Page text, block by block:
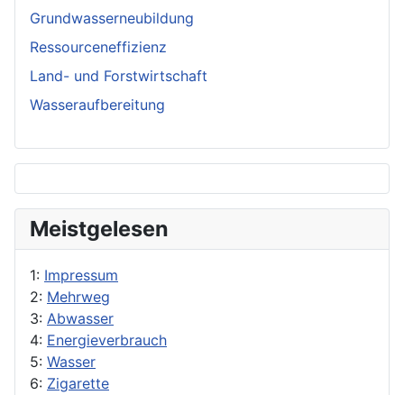
Grundwasserneubildung
Ressourceneffizienz
Land- und Forstwirtschaft
Wasseraufbereitung
Meistgelesen
1: Impressum
2: Mehrweg
3: Abwasser
4: Energieverbrauch
5: Wasser
6: Zigarette